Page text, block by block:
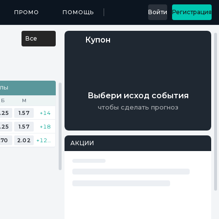
МЕДИА ПРИЛОЖЕНИЯ ...
ПРОМО ПОМОЩЬ Войти Регистрация
Все
Б М
1.57
+14
1.57
+18
2.02
Купон
Выбери исход события
чтобы сделать прогноз
АКЦИИ